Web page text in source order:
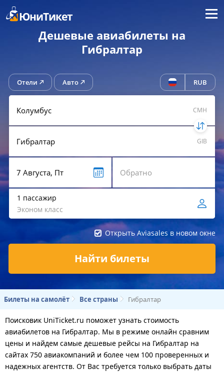
ЮниТикет Меню
Дешевые авиабилеты на
Гибралтар
Отели Авто RUB
CMH
GIB
1 пассажир
Эконом класс
Открыть Aviasales в новом окне
Найти билеты
Билеты на самолёт Все страны Гибралтар
Поисковик UniTicket.ru поможет узнать стоимость
авиабилетов на Гибралтар. Мы в режиме онлайн сравним
цены и найдем самые дешевые рейсы на Гибралтар на
сайтах 750 авиакомпаний и более чем 100 проверенных и
надежных агентств. От Вас требуется только выбрать даты